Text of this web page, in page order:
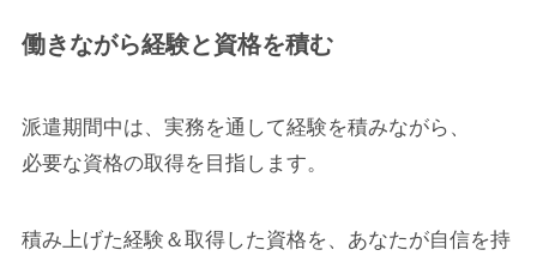
働きながら経験と資格を積む
派遣期間中は、実務を通して経験を積みながら、
必要な資格の取得を目指します。
積み上げた経験＆取得した資格を、あなたが自信を持